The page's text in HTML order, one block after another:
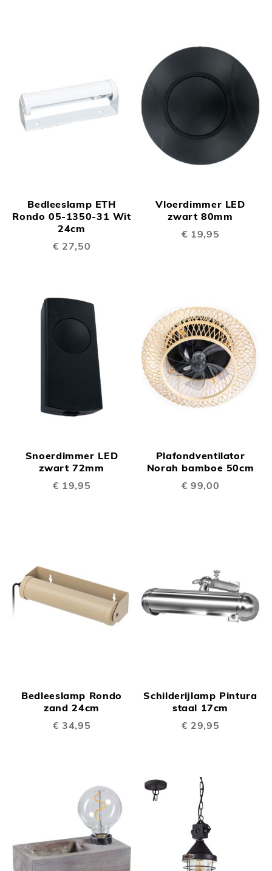
Bedleeslamp ETH
Rondo 05-1350-31 Wit
24cm
€ 27,50
Vloerdimmer LED
zwart 80mm
€ 19,95
Snoerdimmer LED
zwart 72mm
€ 19,95
Plafondventilator
Norah bamboe 50cm
€ 99,00
Bedleeslamp Rondo
zand 24cm
€ 34,95
Schilderijlamp Pintura
staal 17cm
€ 29,95